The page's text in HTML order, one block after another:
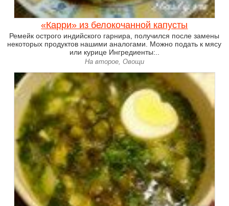
«Карри» из белокочанной капусты
Ремейк острого индийского гарнира, получился после замены
некоторых продуктов нашими аналогами. Можно подать к мясу
или курице Ингредиенты:..
На второе, Овощи